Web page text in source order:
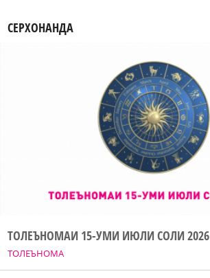
СЕРХОНАНДА
ТОЛЕЪНОМА
ТОЛЕЪНОМАИ 15-УМИ ИЮЛИ СОЛИ 2026